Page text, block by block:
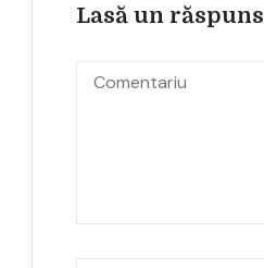
Lasă un răspuns